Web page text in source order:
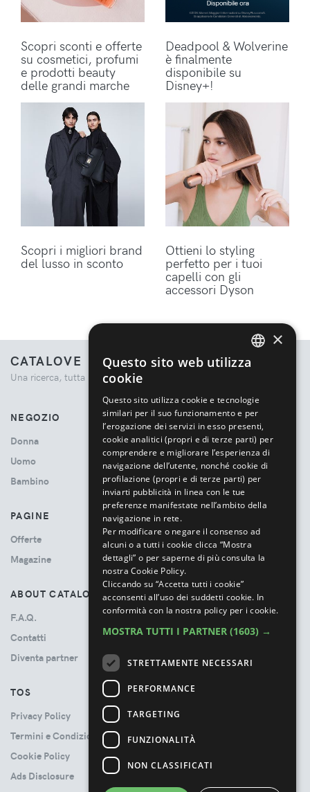
Scopri sconti e offerte
su cosmetici, profumi
e prodotti beauty
delle grandi marche
Deadpool & Wolverine
è finalmente
disponibile su
Disney+!
Scopri i migliori brand
del lusso in sconto
Ottieni lo styling
perfetto per i tuoi
capelli con gli
accessori Dyson
CATALOVE
Una ricerca, tutta la moda.
NEGOZIO
Donna
Uomo
Bambino
PAGINE
Offerte
Magazine
ABOUT CATALOVE
F.A.Q.
Contatti
Diventa partner
TOS
Privacy Policy
Termini e Condizioni
Cookie Policy
Ads Disclosure
×
Questo sito web utilizza
cookie
Questo sito utilizza cookie e tecnologie
similari per il suo funzionamento e per
l’erogazione dei servizi in esso presenti,
cookie analitici (propri e di terze parti) per
comprendere e migliorare l’esperienza di
navigazione dell’utente, nonché cookie di
profilazione (propri e di terze parti) per
inviarti pubblicità in linea con le tue
preferenze manifestate nell’ambito della
navigazione in rete.
Per modificare o negare il consenso ad
alcuni o a tutti i cookie clicca “Mostra
dettagli” o per saperne di più consulta la
nostra Cookie Policy.
Cliccando su “Accetta tutti i cookie”
acconsenti all’uso dei suddetti cookie. In
conformità con la nostra policy per i cookie.
MOSTRA TUTTI I PARTNER (1603) →
STRETTAMENTE NECESSARI
PERFORMANCE
TARGETING
FUNZIONALITÀ
NON CLASSIFICATI